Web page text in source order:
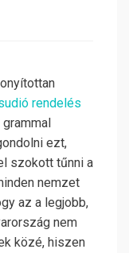
rendelés
ezt,
szokott tűnni a
nemzet
az a legjobb,
nem
közé, hiszen